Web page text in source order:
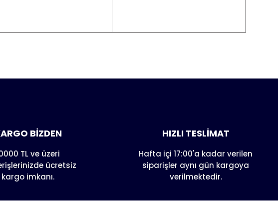
Yorum Yaz
Soru Sor
yetersiz gördüğünüz noktaları öneri formunu kullanarak
BİZDEN
TL ve üzeri
ücretsiz
kargo imkanı.
HIZLI TESLİMAT
Hafta içi 17:00'a kadar verilen
siparişler aynı gün kargoya
verilmektedir.